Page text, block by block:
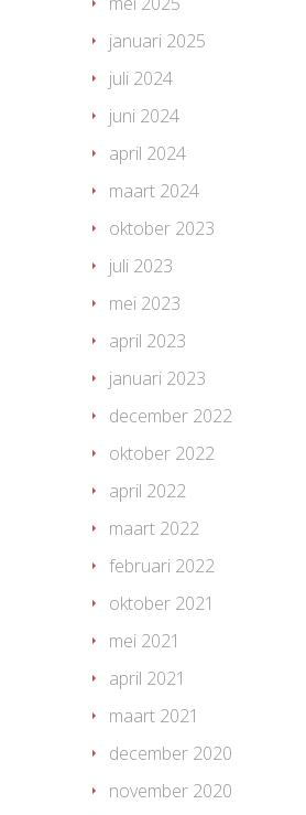
januari 2025
juli 2024
juni 2024
april 2024
maart 2024
oktober 2023
juli 2023
mei 2023
april 2023
januari 2023
december 2022
oktober 2022
april 2022
maart 2022
februari 2022
oktober 2021
mei 2021
april 2021
maart 2021
december 2020
november 2020